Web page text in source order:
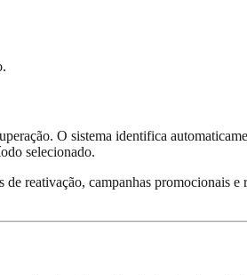
O sistema identifica
selecionado.
reativação, campanhas promocionais